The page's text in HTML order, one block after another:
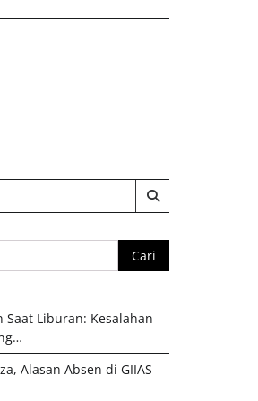
Saat Liburan: Kesalahan
Alasan Absen di GIIAS